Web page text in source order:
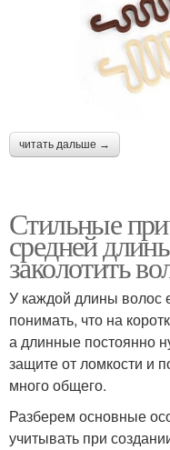
читать дальше →
Стильные
средней
заколотить
У каждой длины волос
понимать, что на
а длинные постоянно
защите от ломкости и
много общего.
Разберем основные
учитывать при